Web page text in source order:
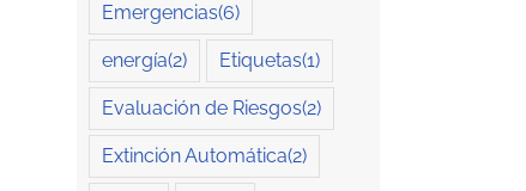
Emergencias(6)
energía(2) Etiquetas(1)
Evaluación de Riesgos(2)
Extinción Automática(2)